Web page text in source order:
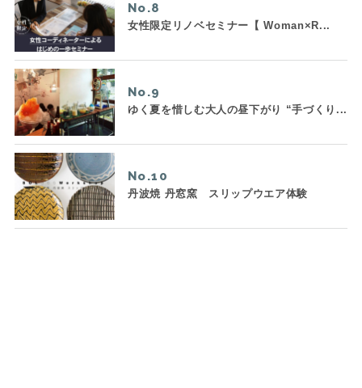
No.
女性限定リノベセミナー【 Woman×R...
No.
ゆく夏を惜しむ大人の昼下がり “手づくり...
No.
丹波焼 丹窓窯 スリップウエア体験